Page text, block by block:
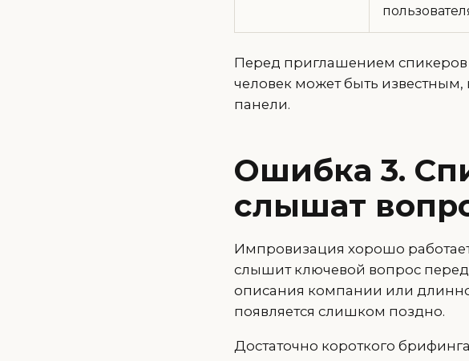
Перед приглашением спикеров
человек может быть
панели.
Ошибка 3.
слышат
Импровизация хорошо
слышит ключевой вопрос перед
описания компании или
появляется слишком поздно.
Достаточно короткого